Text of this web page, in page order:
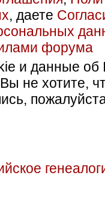
, даете
форума
и данные об
не хотите,